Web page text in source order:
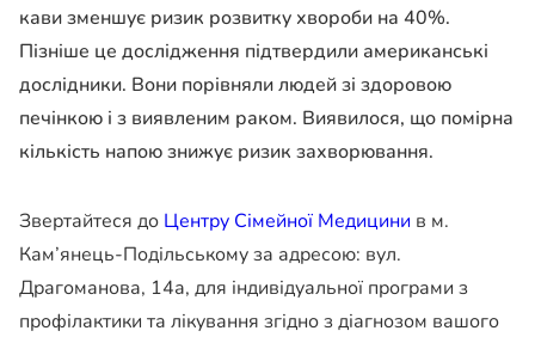
кави зменшує ризик розвитку хвороби на 40%.
Пізніше це дослідження підтвердили американські
дослідники. Вони порівняли людей зі здоровою
печінкою і з виявленим раком. Виявилося, що помірна
кількість напою знижує ризик захворювання.
Звертайтеся до Центру Сімейної Медицини в м.
Кам’янець-Подільському за адресою: вул.
Драгоманова, 14а, для індивідуальної програми з
профілактики та лікування згідно з діагнозом вашого